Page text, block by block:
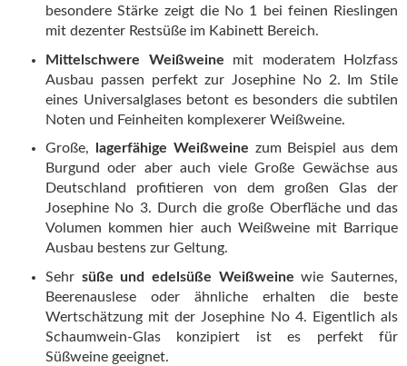
besondere Stärke zeigt die No 1 bei feinen Rieslingen
mit dezenter Restsüße im Kabinett Bereich.
Mittelschwere Weißweine mit moderatem Holzfass
Ausbau passen perfekt zur Josephine No 2. Im Stile
eines Universalglases betont es besonders die subtilen
Noten und Feinheiten komplexerer Weißweine.
Große,
lagerfähige Weißweine zum Beispiel aus dem
Burgund oder aber auch viele Große Gewächse aus
Deutschland profitieren von dem großen Glas der
Josephine No 3. Durch die große Oberfläche und das
Volumen kommen hier auch Weißweine mit Barrique
Ausbau bestens zur Geltung.
Sehr süße und edelsüße Weißweine wie Sauternes,
Beerenauslese oder ähnliche erhalten die beste
Wertschätzung mit der Josephine No 4. Eigentlich als
Schaumwein-Glas konzipiert ist es perfekt für
Süßweine geeignet.